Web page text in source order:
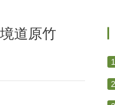
道原竹